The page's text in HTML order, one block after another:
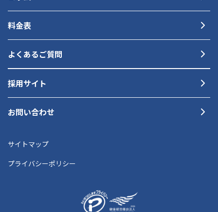
料金表
よくあるご質問
採用サイト
お問い合わせ
サイトマップ
プライバシーポリシー